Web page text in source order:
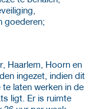
goederen;
Haarlem, Hoorn en
ingezet, indien dit
laten werken in de
ligt. Er is ruimte